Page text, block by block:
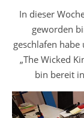
In dieser
geworden
geschlafen
„The Wicked
bin bereit